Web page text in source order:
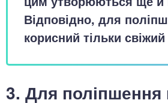
Відповідно, для
корисний тільки
3. Для